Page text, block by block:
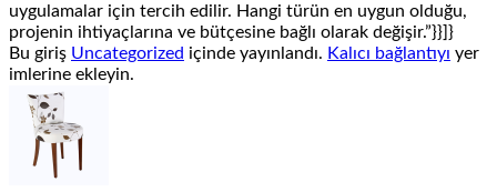
uygulamalar için tercih edilir. Hangi türün en uygun olduğu,
projenin ihtiyaçlarına ve bütçesine bağlı olarak değişir.”}}]}
Bu giriş Uncategorized içinde yayınlandı. Kalıcı bağlantıyı yer
imlerine ekleyin.